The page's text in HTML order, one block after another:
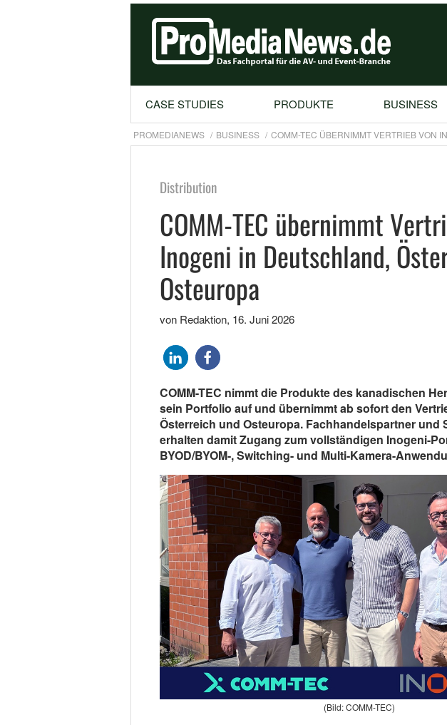
CASE STUDIES PRODUKTE BUSINESS
PROMEDIANEWS BUSINESS COMM-TEC ÜBERNIMMT VERTRIEB VON
Distribution
COMM-TEC übernimmt
Inogeni in Deutschland,
Osteuropa
von Redaktion, 16. Juni 2026
COMM-TEC nimmt die Produkte des kanadischen
sein Portfolio auf und übernimmt ab sofort den
Österreich und Osteuropa. Fachhandelspartner und
erhalten damit Zugang zum vollständigen Inogeni-
BYOD/BYOM-, Switching- und Multi-Kamera-
(Bild: COMM-TEC)